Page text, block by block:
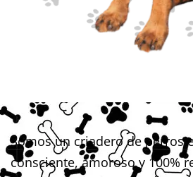
Somos un criadero de perros
consciente, amoroso y 100%